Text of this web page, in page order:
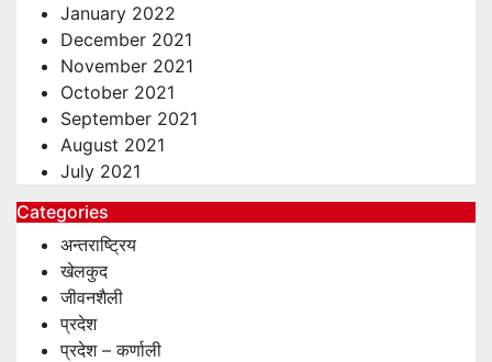
January 2022
December 2021
November 2021
October 2021
September 2021
August 2021
July 2021
Categories
अन्तराष्ट्रिय
खेलकुद
जीवनशैली
प्रदेश
प्रदेश – कर्णाली